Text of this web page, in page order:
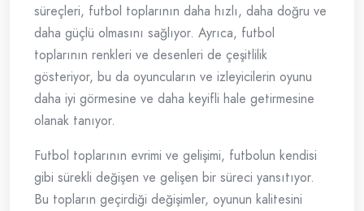
süreçleri, futbol toplarının daha hızlı, daha doğru ve
daha güçlü olmasını sağlıyor. Ayrıca, futbol
toplarının renkleri ve desenleri de çeşitlilik
gösteriyor, bu da oyuncuların ve izleyicilerin oyunu
daha iyi görmesine ve daha keyifli hale getirmesine
olanak tanıyor.
Futbol toplarının evrimi ve gelişimi, futbolun kendisi
gibi sürekli değişen ve gelişen bir süreci yansıtıyor.
Bu topların geçirdiği değişimler, oyunun kalitesini